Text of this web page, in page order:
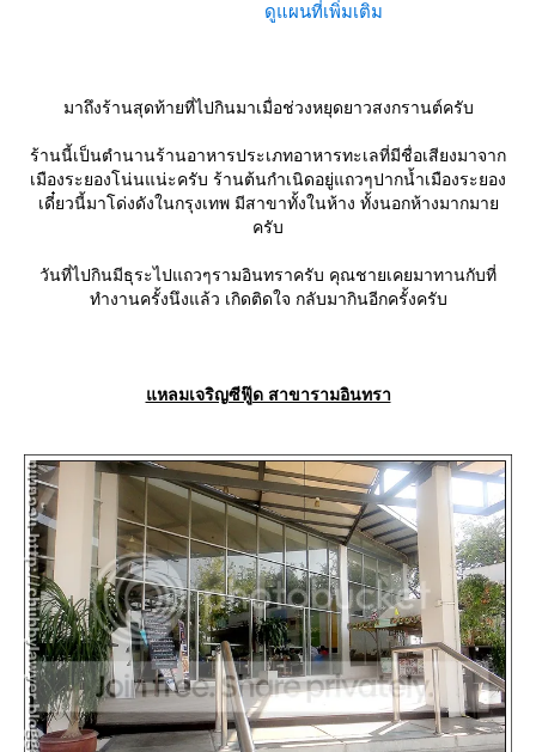
ดูแผนที่เพิ่มเติม
มาถึงร้านสุดท้ายที่ไปกินมาเมื่อช่วงหยุดยาวสงกรานต์ครับ
ร้านนี้เป็นตำนานร้านอาหารประเภทอาหารทะเลที่มีชื่อเสียงมาจาก
เมืองระยองโน่นแน่ะครับ ร้านต้นกำเนิดอยู่แถวๆปากน้ำเมืองระยอง
เดี๋ยวนี้มาโด่งดังในกรุงเทพ มีสาขาทั้งในห้าง ทั้งนอกห้างมากมา
ครับ
วันที่ไปกินมีธุระไปแถวๆรามอินทราครับ คุณชายเคยมาทานกับที่
ทำงานครั้งนึงแล้ว เกิดติดใจ กลับมากินอีกครั้งครับ
หลมเจริญซีฟู๊ด สาขารามอินทรา